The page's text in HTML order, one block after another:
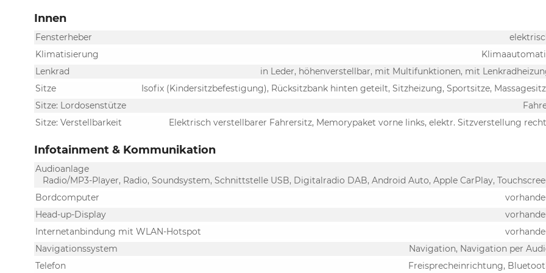
Innen
Fensterheber
Klimatisierung
Lenkrad
in Leder, höhenverstellbar, mit Multifunktionen, mit
Sitze
Isofix (Kindersitzbefestigung), Rücksitzbank hinten geteilt, Sitzheizung, Sportsitze,
Sitze: Lordosenstütze
Sitze: Verstellbarkeit
Elektrisch verstellbarer Fahrersitz, Memorypaket vorne links, elektr. Sitzverstellung
Infotainment & Kommunikation
Audioanlage
Radio/MP3-Player, Radio, Soundsystem, Schnittstelle USB, Digitalradio DAB, Android Auto, Apple CarPlay,
Bordcomputer
Head-up-Display
Internetanbindung mit WLAN-Hotspot
Navigationssystem
Navigation, Navigation per
Telefon
Freisprecheinrichtung,